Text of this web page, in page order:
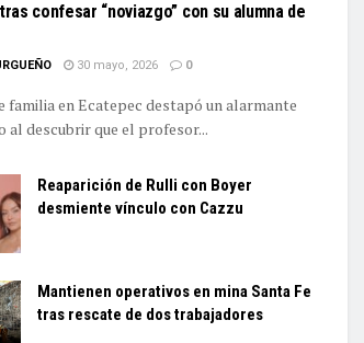
confesar “noviazgo” con su alumna de
30 mayo, 2026 0
familia en Ecatepec destapó un alarmante
al descubrir que el profesor...
Reaparición de Rulli con Boyer
desmiente vínculo con Cazzu
Mantienen operativos en mina Santa Fe
tras rescate de dos trabajadores